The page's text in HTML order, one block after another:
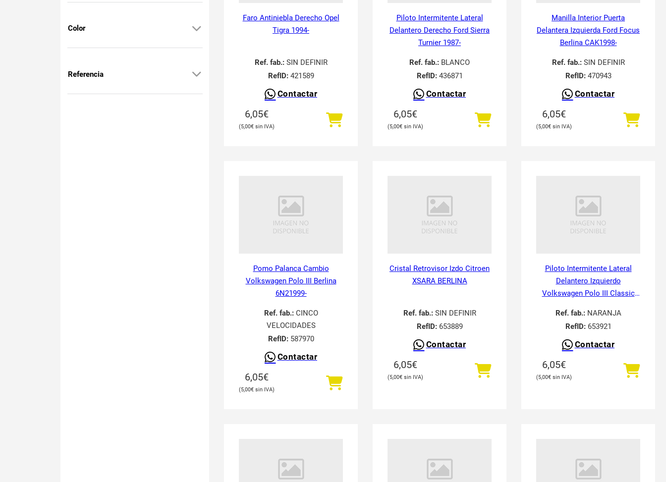
Color
Referencia
Faro Antiniebla Derecho Opel
Tigra 1994-
Ref. fab.:SIN DEFINIR
RefID:421589
Contactar
6,05€
5,00€
Piloto Intermitente Lateral
Delantero Derecho Ford Sierra
Turnier 1987-
Ref. fab.: BLANCO
RefID:436871
Contactar
6,05€
5,00€
Manilla Interior Puerta
Delantera Izquierda Ford Focus
Berlina CAK1998-
Ref. fab.:SIN DEFINIR
RefID:470943
Contactar
6,05€
5,00€
Pomo Palanca Cambio
Volkswagen Polo III Berlina
6N21999-
Ref. fab.:CINCO
VELOCIDADES
RefID:587970
Contactar
6,05€
5,00€
Cristal Retrovisor Izdo Citroen
XSARA BERLINA
Ref. fab.:SIN DEFINIR
RefID:653889
Contactar
6,05€
5,00€
Piloto Intermitente Lateral
Delantero Izquierdo
Volkswagen Polo III Classic
Ref. fab.:NARANJA
RefID:653921
Contactar
6,05€
5,00€